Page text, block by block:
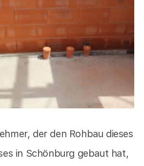
der den Rohbau dieses
in Schönburg gebaut hat,